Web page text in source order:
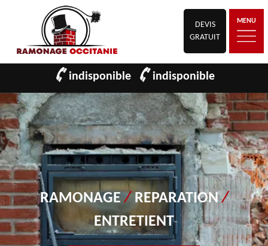
DEVIS
GRATUIT
MENU
indisponible indisponible
RAMONAGE/ REPARATION/
ENTRETIENT